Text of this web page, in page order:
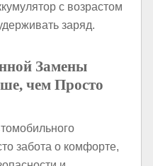
с возрастом
заряд.
Замены
чем Просто
забота о комфорте,